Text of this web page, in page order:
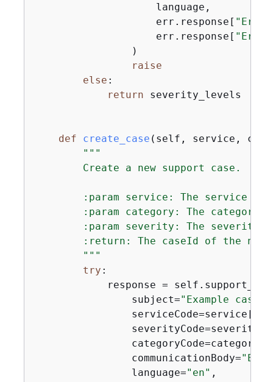
                    language,
                    err.response[
                    err.response[
                )
raise
else :
return severity_levels
def create_case ( self, service,
"""
        Create a new support case.
:param service: The service to
:param category: The category
:param severity: The severity
:return: The caseId of the new
        """
try :
response =
                subject=
"Example
                serviceCode=service[
                severityCode=severity[
                categoryCode=category[
                communicationBody=
                language=
"en" ,